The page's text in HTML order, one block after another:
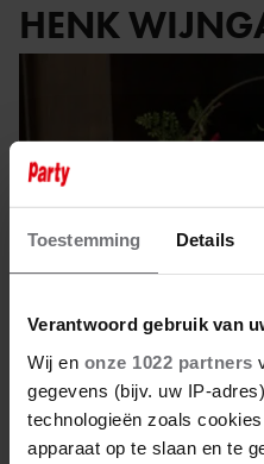
Toestemming Details
Verantwoord gebruik van
Wij en onze 1022 partners
gegevens (bijv. uw IP-
technologieën zoals
apparaat op te slaan en te
HENK
3 maart 2023